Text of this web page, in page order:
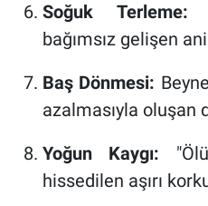
Soğuk Terleme:
bağımsız gelişen
Baş Dönmesi:
azalmasıyla oluşan
Yoğun Kaygı:
hissedilen aşırı